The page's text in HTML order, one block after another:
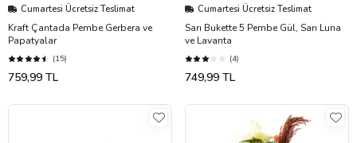
Cumartesi Ücretsiz Teslimat
Kraft Çantada Pembe Gerbera ve
Papatyalar
(15)
759,99 TL
Cumartesi Ücretsiz Teslimat
Sarı Bukette 5 Pembe Gül, Sarı Luna
ve Lavanta
(4)
749,99 TL